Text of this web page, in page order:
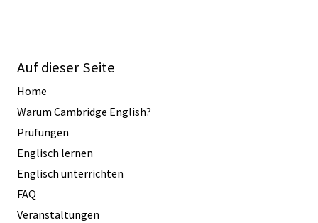
Auf dieser Seite
Home
Warum Cambridge English?
Prüfungen
Englisch lernen
Englisch unterrichten
FAQ
Veranstaltungen